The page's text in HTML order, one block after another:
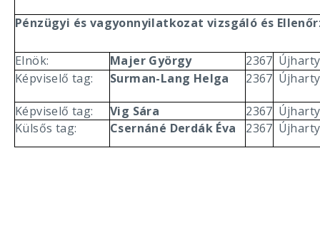
Pénzügyi és vagyonnyilatkozat vizsgáló és
Elnök: Majer György 2367
Képviselő tag:
Surman-Lang Helga 2367
Képviselő tag: Vig Sára 2367
Külsős tag:
Csernáné Derdák Éva 2367